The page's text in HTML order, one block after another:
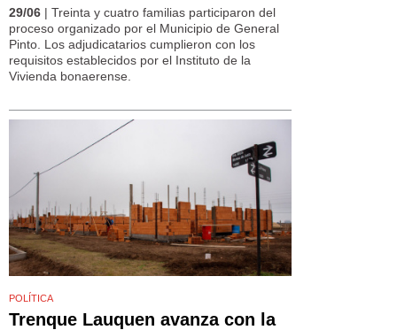
29/06 | Treinta y cuatro familias participaron del
proceso organizado por el Municipio de General
Pinto. Los adjudicatarios cumplieron con los
requisitos establecidos por el Instituto de la
Vivienda bonaerense.
POLÍTICA
Trenque Lauquen avanza con la